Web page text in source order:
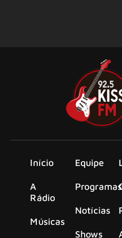
Início
A
Rádio
Músicas
Equipe
Programas
Notícias
Shows